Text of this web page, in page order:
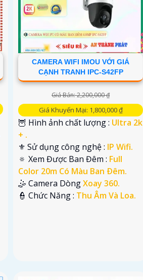
CAMERA WIFI IMOU VỚI GIÁ
CẠNH TRANH IPC-S42FP
Giá Bán: 2,200,000 ₫
Giá Khuyến Mại: 1,800,000 ₫
🦉 Hình ảnh chất lượng : Ultra 2k
+ .
⚜️ Sử dụng công nghệ : IP Wifi.
🔅 Xem Được Ban Đêm : Full
Color 20m Có Màu Ban Ðêm.
🤹 Camera DòngXoay 360.
️👮 Chức Năng : Thu Âm Và Loa.